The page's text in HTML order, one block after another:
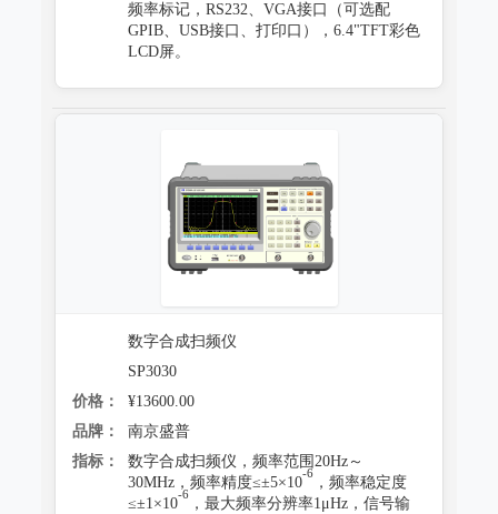
频率标记，RS232、VGA接口（可选配
GPIB、USB接口、打印口），6.4"TFT彩色
LCD屏。
数字合成扫频仪
SP3030
价格：
¥13600.00
品牌：
南京盛普
指标：
数字合成扫频仪，频率范围20Hz～
30MHz，频率精度≤±5×10
-6
，频率稳定度
≤±1×10
-6
，最大频率分辨率1μHz，信号输